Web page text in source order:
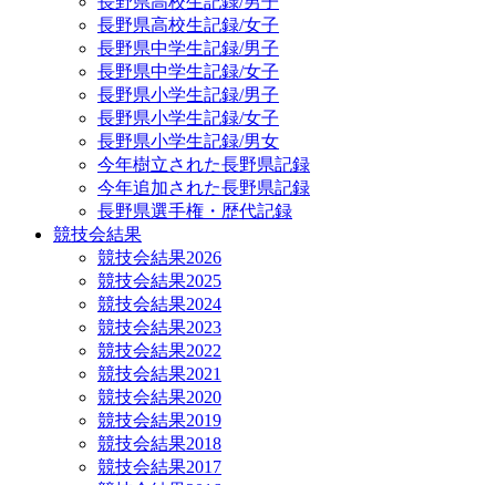
長野県高校生記録/女子
長野県中学生記録/男子
長野県中学生記録/女子
長野県小学生記録/男子
長野県小学生記録/女子
長野県小学生記録/男女
今年樹立された長野県記録
今年追加された長野県記録
長野県選手権・歴代記録
競技会結果
競技会結果2026
競技会結果2025
競技会結果2024
競技会結果2023
競技会結果2022
競技会結果2021
競技会結果2020
競技会結果2019
競技会結果2018
競技会結果2017